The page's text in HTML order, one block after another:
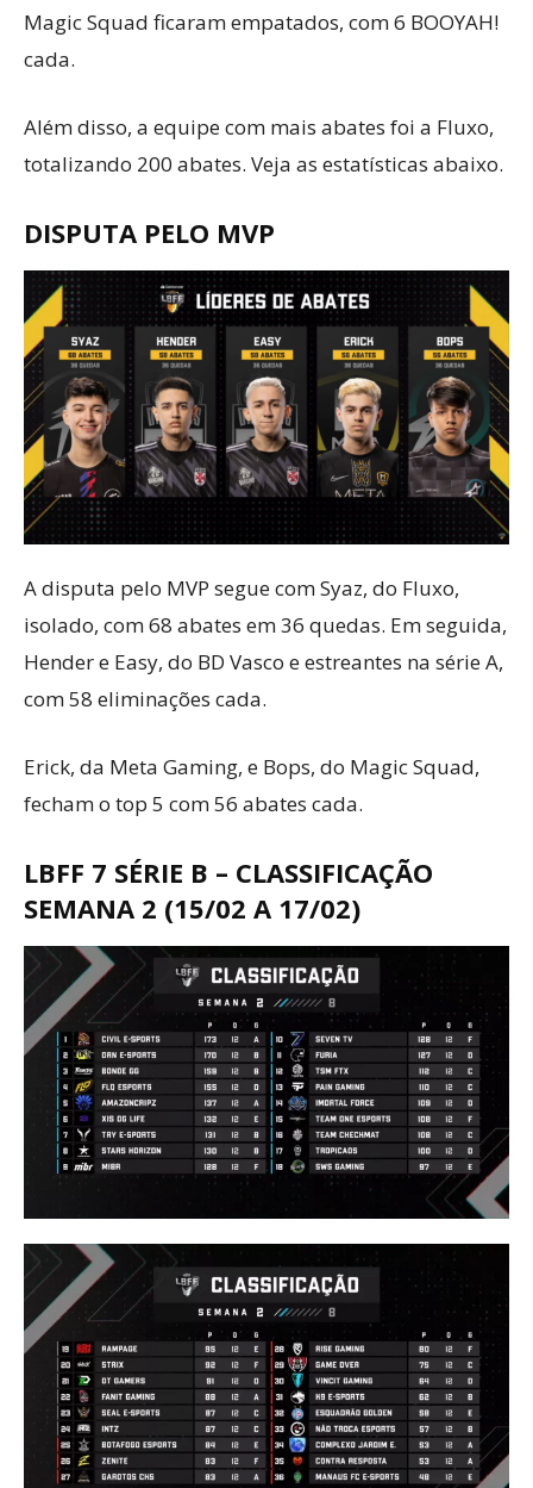
Magic Squad ficaram empatados, com 6 BOOYAH!
cada.
Além disso, a equipe com mais abates foi a Fluxo,
totalizando 200 abates. Veja as estatísticas abaixo.
DISPUTA PELO MVP
A disputa pelo MVP segue com Syaz, do Fluxo,
isolado, com 68 abates em 36 quedas. Em seguida,
Hender e Easy, do BD Vasco e estreantes na série A,
com 58 eliminações cada.
Erick, da Meta Gaming, e Bops, do Magic Squad,
fecham o top 5 com 56 abates cada.
LBFF 7 SÉRIE B – CLASSIFICAÇÃO
SEMANA 2 (15/02 A 17/02)